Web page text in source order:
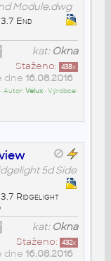
Module.dwg
End
kat: Okna
Staženo: 438x
dne 16.08.2016
Autor:Velux• Výrobce:
5d Side
Ridgelight
kat: Okna
Staženo: 432x
dne 16.08.2016